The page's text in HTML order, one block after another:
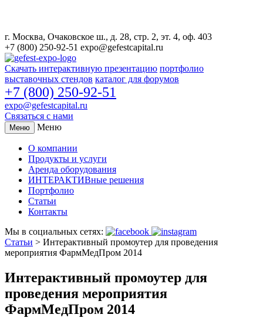
г. Москва, Очаковское ш., д. 28, стр. 2, эт. 4, оф. 403
+7 (800) 250-92-51 expo@gefestcapital.ru
Скачать интерактивную презентацию портфолио
выставочных стендов каталог для форумов
+7 (800) 250-92-51
expo@gefestcapital.ru
Связаться с нами
Меню Меню
О компании
Продукты и услуги
Аренда оборудования
ИНТЕРАКТИВные решения
Портфолио
Статьи
Контакты
Мы в социальных сетях:
Статьи > Интерактивный промоутер для проведения
мероприятия ФармМедПром 2014
Интерактивный промоутер для
проведения мероприятия
ФармМедПром 2014